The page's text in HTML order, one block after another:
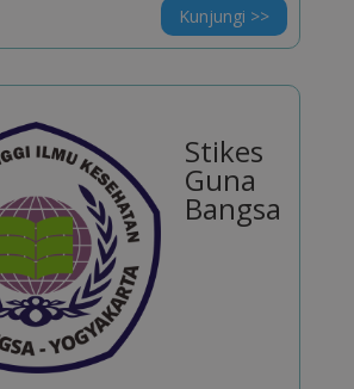
Kunjungi >>
Stikes
Guna
Bangsa